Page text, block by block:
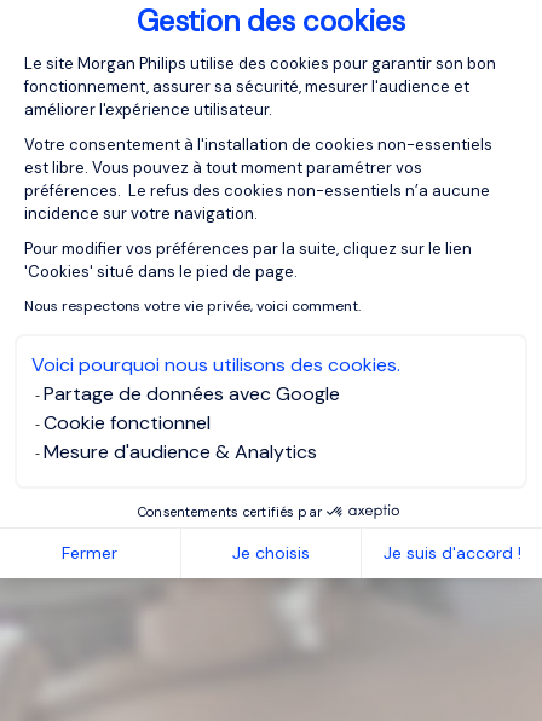
Gestion des cookies
Plateforme de Gestion du
Le site Morgan Philips utilise des cookies pour garantir son bon
fonctionnement, assurer sa sécurité, mesurer l'audience et
améliorer l'expérience utilisateur.
Votre consentement à l'installation de cookies non-essentiels
est libre. Vous pouvez à tout moment paramétrer vos
préférences. Le refus des cookies non-essentiels n’a aucune
incidence sur votre navigation.
Pour modifier vos préférences par la suite, cliquez sur le lien
'Cookies' situé dans le pied de page.
Nous respectons votre vie privée, voici comment.
Voici pourquoi nous utilisons des cookies.
Partage de données avec Google
Cookie fonctionnel
Mesure d'audience & Analytics
Consentements certifiés par
Fermer Je choisis Je suis d'accord !
Axeptio consent